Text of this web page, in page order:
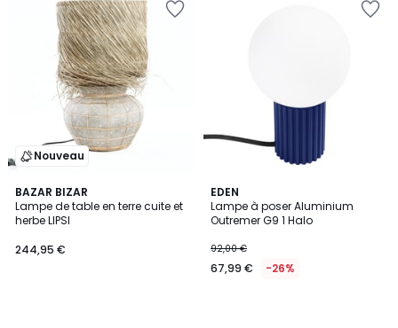
Nouveau
BAZAR BIZAR
Lampe de table en terre cuite et
herbe LIPSI
244,95 €
EDEN
Lampe à poser Aluminium
Outremer G9 1 Halo
92,00 €
67,99 € -26%